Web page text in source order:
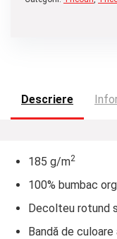
Descriere
185 g/m2
100% bumbac
Decolteu rotund
Bandă de